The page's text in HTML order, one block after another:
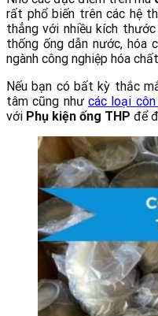
rất phổ biến trên các hệ
thẳng với nhiều kích
thống ống dẫn nước, hóa
ngành công nghiệp hóa
Nếu bạn có bất kỳ thắc
tâm cũng như các loại
với Phụ kiện ống THP để